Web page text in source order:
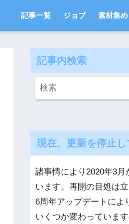
記事一覧 ジョブ 素材集め
記事内検索
現在、更新を停止
諸事情により2020年3月
います。再開の目処は立
6周年アップデートによ
いくつか変わっていま